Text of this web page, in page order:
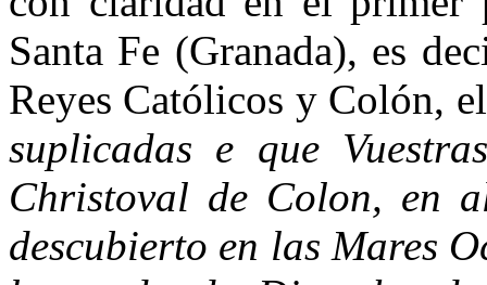
Santa Fe (Granada), es
Reyes Católicos y Colón,
suplicadas e que
Christoval de Colon, en
descubierto en las Mares